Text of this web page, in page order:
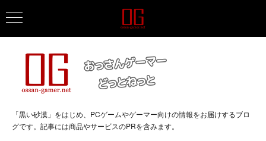
「黒い砂漠」をはじめ、PCゲームやゲーマー向けの情報をお届けするブロ
グです。記事には商品やサービスのPRを含みます。